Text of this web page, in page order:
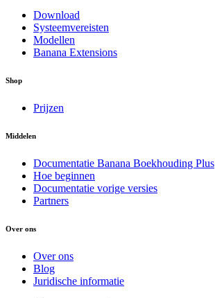
Download
Systeemvereisten
Modellen
Banana Extensions
Shop
Prijzen
Middelen
Documentatie Banana Boekhouding Plus
Hoe beginnen
Documentatie vorige versies
Partners
Over ons
Over ons
Blog
Juridische informatie